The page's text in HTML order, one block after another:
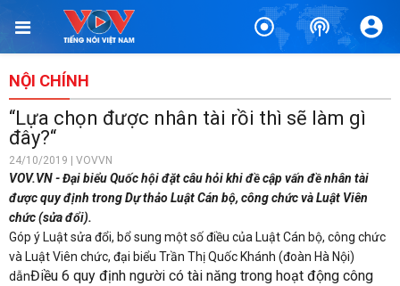
NỘI CHÍNH
“Lựa chọn được nhân tài rồi thì sẽ làm gì
đây?“
24/10/2019 | VOVVN
VOV.VN - Đại biểu Quốc hội đặt câu hỏi khi đề cập vấn đề nhân tài
được quy định trong Dự thảo Luật Cán bộ, công chức và Luật Viên
chức (sửa đổi).
Góp ý Luật sửa đổi, bổ sung một số điều của Luật Cán bộ, công chức
và Luật Viên chức, đại biểu Trần Thị Quốc Khánh (đoàn Hà Nội)
dẫnĐiều 6 quy định người có tài năng trong hoạt động công